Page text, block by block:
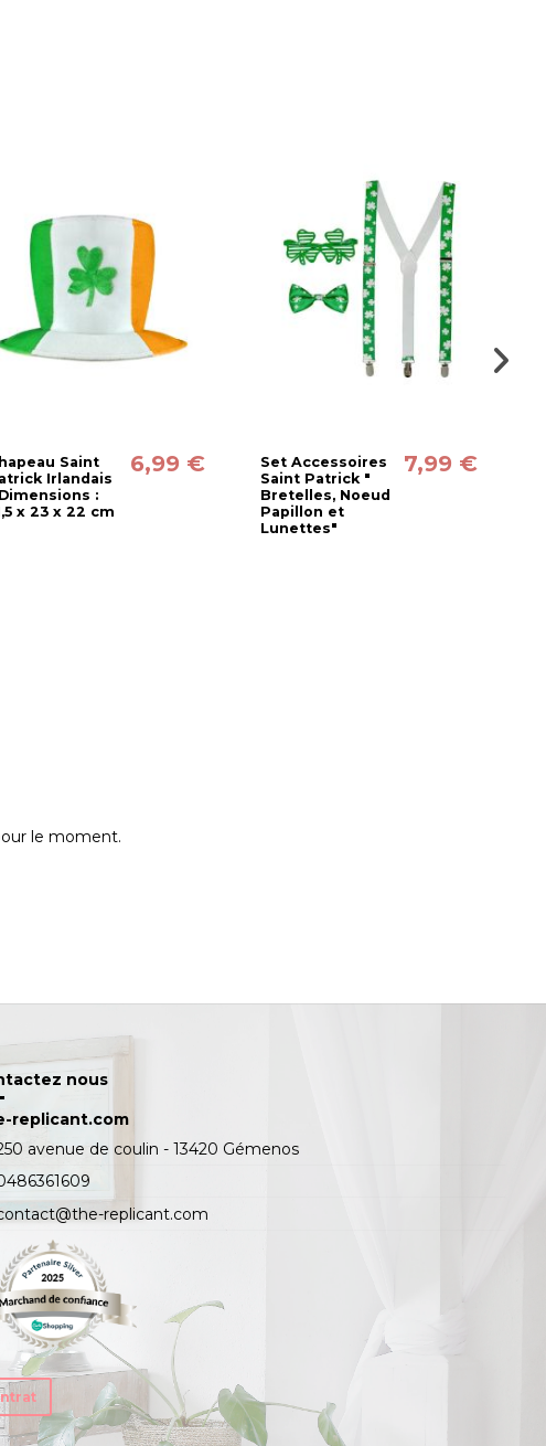
Saint
Irlandais
:
x 23 x 22 cm
6,99 €
Set Accessoires
Saint Patrick "
Bretelles, Noeud
Papillon et
Lunettes"
7,99 €
le moment.
nous
replicant.com
avenue de coulin - 13420 Gémenos
replicant.com